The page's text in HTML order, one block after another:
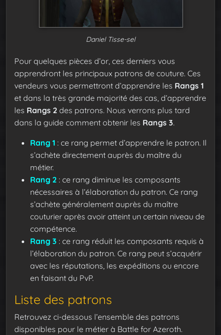
Daniel Tisse-sel
Pour quelques pièces d’or, ces derniers vous
apprendront les principaux patrons de couture. Ces
vendeurs vous permettront d’apprendre les Rangs 1
et dans la très grande majorité des cas, d’apprendre
les Rangs 2 des patrons. Nous verrons plus tard
dans la guide comment obtenir les Rangs 3.
Rang 1 : ce rang permet d’apprendre le patron. Il
s’achète directement auprès du maître du
métier.
Rang 2 : ce rang diminue les composants
nécessaires à l’élaboration du patron. Ce rang
s’achète généralement auprès du maître
couturier après avoir atteint un certain niveau de
compétence.
Rang 3 : ce rang réduit les composants requis à
l’élaboration du patron. Ce rang peut s’acquérir
avec les réputations, les expéditions ou encore
en faisant du PvP.
Liste des patrons
Retrouvez ci-dessous l’ensemble des patrons
disponibles pour le métier à Battle for Azeroth.